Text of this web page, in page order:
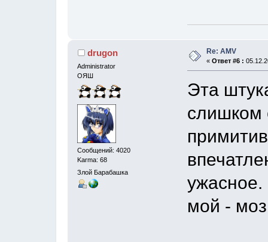
drugon
Administrator
ОЯШ
Сообщений: 4020
Karma: 68
Злой Барабашка
Re: AMV
« Ответ #6 :
Эта
слишком
мой -